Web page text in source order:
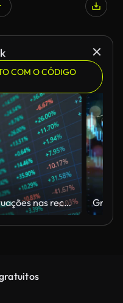
COM O CÓDIGO
Flutuações nas receitas e despesas nas demonstrações financeiras corporativas, análise de dados de liquidez nas ações e mercados de ações